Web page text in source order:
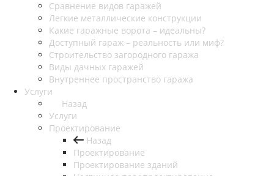
Сравнение видов гаражей
Легкие металлические конструкции
Какие гаражные ворота – идеальны?
Доступный гараж – реальность или миф?
Строительство загородного гаража
Виды дачных гаражей
Внутреннее пространство гаража
Услуги
Назад
Услуги
Проектирование
Назад
Проектирование
Проектирование зданий